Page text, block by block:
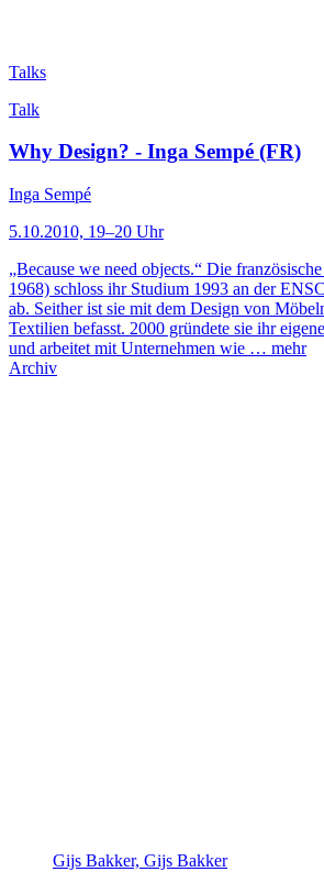
Talks
Talk
Why Design? - Inga Sempé (FR)
Inga Sempé
5.10.2010, 19–20 Uhr
„Because we need objects.“ Die
1968) schloss ihr Studium 1993 an der
ab. Seither ist sie mit dem Design von
Textilien befasst. 2000 gründete sie ihr
und arbeitet mit Unternehmen wie … mehr
Archiv
Gijs Bakker, Gijs Bakker